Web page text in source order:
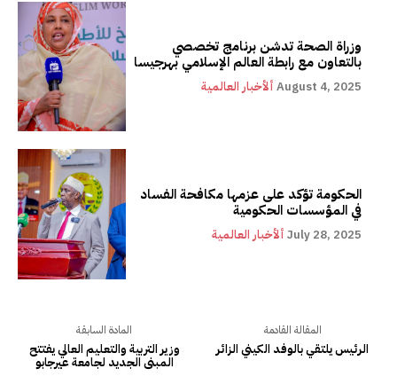
وزراة الصحة تدشن برنامج تخصصي
بالتعاون مع رابطة العالم الإسلامي بهرجيسا
ألأخبار العالمية August 4, 2025
الحكومة تؤكد على عزمها مكافحة الفساد
في المؤسسات الحكومية
ألأخبار العالمية July 28, 2025
المادة السابقة
وزير التربية والتعليم العالي يفتتح
المبنى الجديد لجامعة عيرجابو
المقالة القادمة
الرئيس يلتقي بالوفد الكيني الزائر